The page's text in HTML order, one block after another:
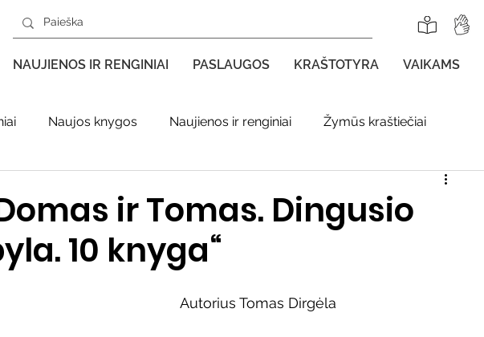
NAUJIENOS IR RENGINIAI PASLAUGOS KRAŠTOTYRA VAIKAMS
Naujos knygos Naujienos ir renginiai Žymūs kraštiečiai
Kilnojamos parodos
Adolfo Ramanausko–Vanago premija
Literatų klubo veikla Naujos knygos vaikams
ir Tomas. Dingusio
10 knyga“
Autorius Tomas Dirgėla